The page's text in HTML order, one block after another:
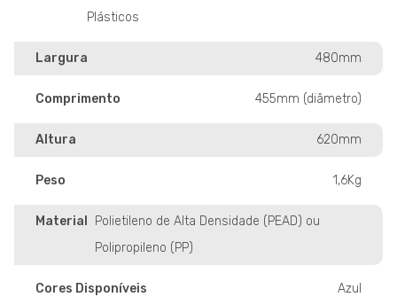
Plásticos
Largura 480mm
Comprimento 455mm (diâmetro)
Altura 620mm
Peso 1,6Kg
Material
Polietileno de Alta Densidade (PEAD) ou
Polipropileno (PP)
Cores Disponíveis Azul